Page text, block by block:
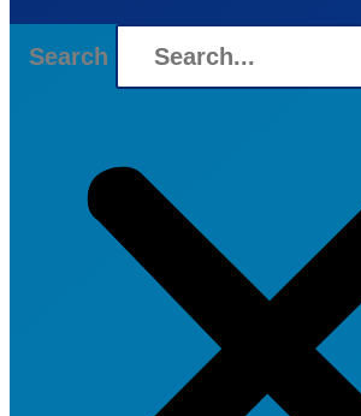
Search